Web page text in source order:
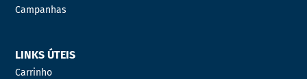
Campanhas
LINKS ÚTEIS
Carrinho